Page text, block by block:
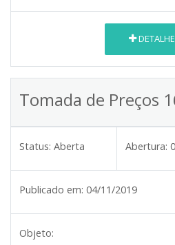
Tomada de Preços
Status: Aberta Abertura:
Publicado em: 04/11/2019
Objeto: